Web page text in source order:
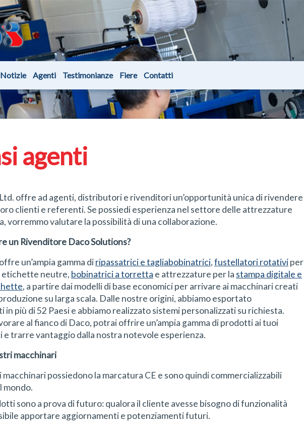
Notizie Agenti Testimonianze Fiere Contatti
agenti
offre ad agenti, distributori e rivenditori un’opportunità unica di rivendere
clienti e referenti. Se possiedi esperienza nel settore delle attrezzature
vorremmo valutare la possibilità di una collaborazione.
un Rivenditore Daco Solutions?
un’ampia gamma diripassatrici e tagliabobinatrici,fustellatori rotativiper
etichette neutre, bobinatrici a torretta e attrezzature per la stampa digitale e
, a partire dai modelli di base economici per arrivare ai macchinari creati
su larga scala. Dalle nostre origini, abbiamo esportato
in più di 52 Paesi e abbiamo realizzato sistemi personalizzati su richiesta.
al fianco di Daco, potrai offrire un’ampia gamma di prodotti ai tuoi
trarre vantaggio dalla nostra notevole esperienza.
macchinari
possiedono la marcatura CE e sono quindi commercializzabili
mondo.
sono a prova di futuro: qualora il cliente avesse bisogno di funzionalità
apportare aggiornamenti e potenziamenti futuri.